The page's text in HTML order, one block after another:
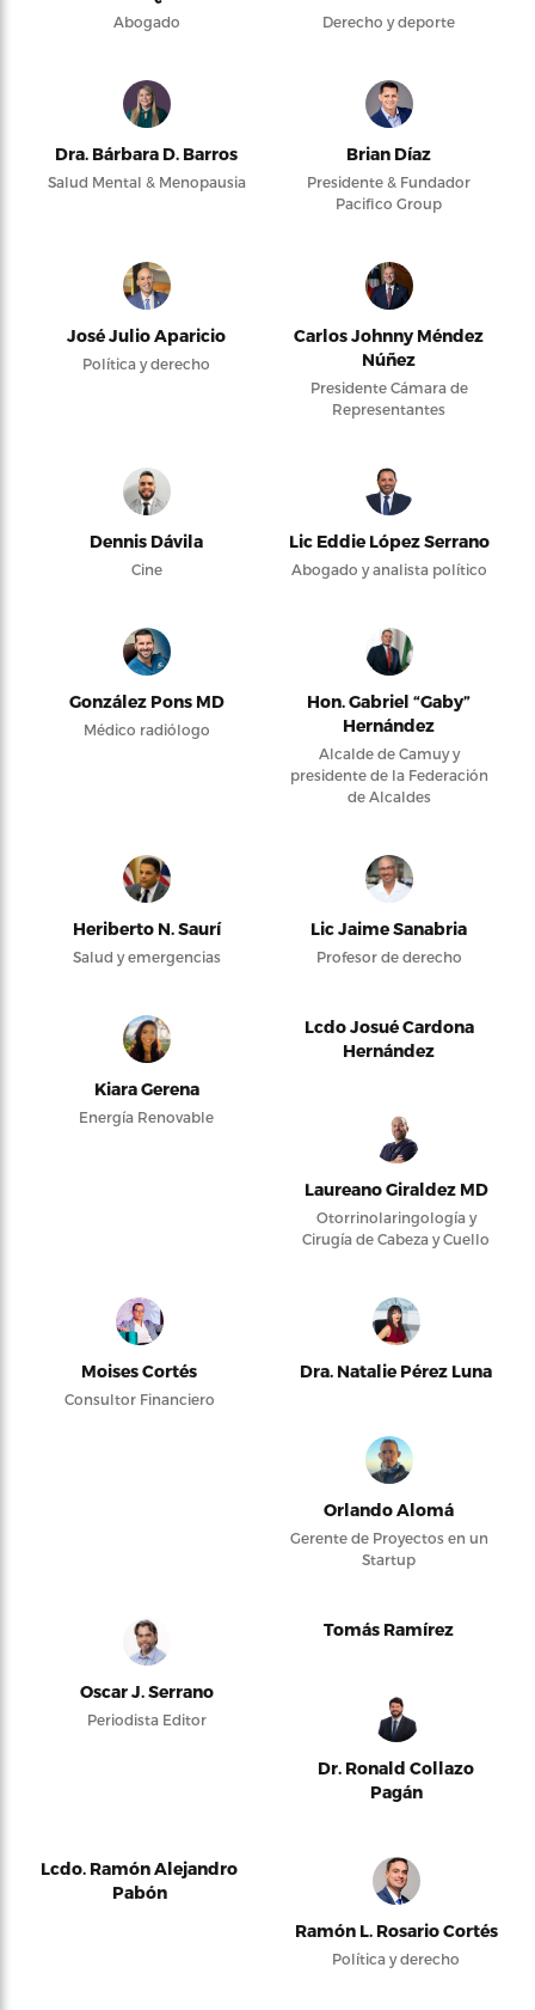
Abogado Derecho y deporte
Dra. Bárbara D. Barros
Salud Mental & Menopausia
Brian Díaz
Presidente & Fundador
Pacifico Group
José Julio Aparicio
Política y derecho
Carlos Johnny Méndez
Núñez
Presidente Cámara de
Representantes
Dennis Dávila
Cine
Lic Eddie López Serrano
Abogado y analista político
González Pons MD
Médico radiólogo
Hon. Gabriel “Gaby”
Hernández
Alcalde de Camuy y
presidente de la Federación
de Alcaldes
Heriberto N. Saurí
Salud y emergencias
Lic Jaime Sanabria
Profesor de derecho
Kiara Gerena
Energía Renovable
Lcdo Josué Cardona
Hernández
Laureano Giraldez MD
Otorrinolaringología y
Cirugía de Cabeza y Cuello
Moises Cortés
Consultor Financiero
Dra. Natalie Pérez Luna
Orlando Alomá
Gerente de Proyectos en un
Startup
Oscar J. Serrano
Periodista Editor
Tomás Ramírez
Dr. Ronald Collazo
Pagán
Lcdo. Ramón Alejandro
Pabón
Ramón L. Rosario Cortés
Política y derecho